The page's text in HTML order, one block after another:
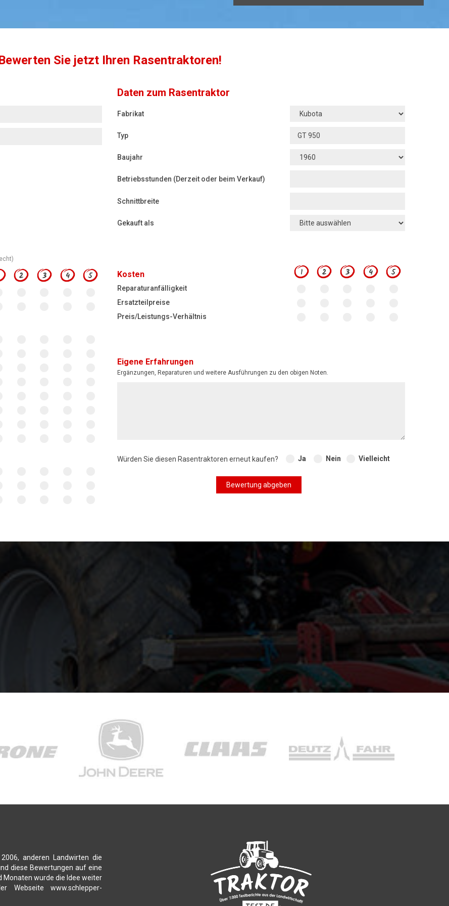
Sie jetzt Ihren Rasentraktoren!
Daten zum Rasentraktor
Fabrikat
Typ
Baujahr
Betriebsstunden (Derzeit oder beim Verkauf)
Schnittbreite
Gekauft als
2 3 4 5 Kosten 1 2 3 4 5
Reparaturanfälligkeit
Ersatzteilpreise
Preis/Leistungs-Verhältnis
Eigene Erfahrungen
Ergänzungen, Reparaturen und weitere Ausführungen zu den obigen Noten.
Würden Sie diesen Rasentraktoren erneut kaufen? Ja Nein Vielleicht
Bewertung abgeben
anderen Landwirten die
diese Bewertungen auf eine
Monaten wurde die Idee weiter
Webseite www.schlepper-